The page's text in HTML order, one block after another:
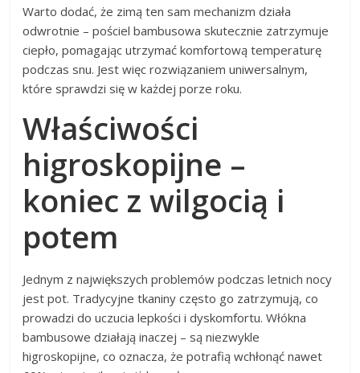
Warto dodać, że zimą ten sam mechanizm działa
odwrotnie – pościel bambusowa skutecznie zatrzymuje
ciepło, pomagając utrzymać komfortową temperaturę
podczas snu. Jest więc rozwiązaniem uniwersalnym,
które sprawdzi się w każdej porze roku.
Właściwości
higroskopijne –
koniec z wilgocią i
potem
Jednym z największych problemów podczas letnich nocy
jest pot. Tradycyjne tkaniny często go zatrzymują, co
prowadzi do uczucia lepkości i dyskomfortu. Włókna
bambusowe działają inaczej – są niezwykle
higroskopijne, co oznacza, że potrafią wchłonąć nawet